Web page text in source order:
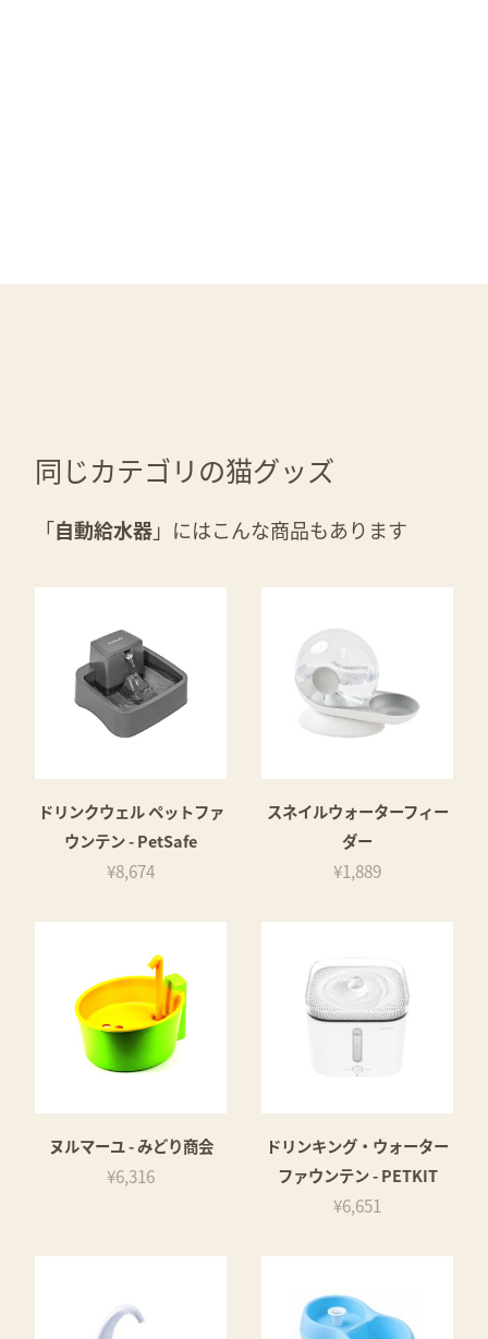
同じカテゴリの猫グッズ
「自動給水器」にはこんな商品もあります
ドリンクウェル ペットファ
ウンテン - PetSafe
¥8,674
スネイルウォーターフィー
ダー
¥1,889
ヌルマーユ - みどり商会
¥6,316
ドリンキング・ウォーター
ファウンテン - PETKIT
¥6,651